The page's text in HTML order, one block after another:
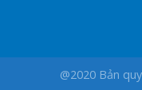
@2020 Bản